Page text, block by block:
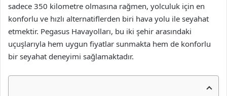
sadece 350 kilometre olmasına rağmen, yolculuk için en
konforlu ve hızlı alternatiflerden biri hava yolu ile seyahat
etmektir. Pegasus Havayolları, bu iki şehir arasındaki
uçuşlarıyla hem uygun fiyatlar sunmakta hem de konforlu
bir seyahat deneyimi sağlamaktadır.